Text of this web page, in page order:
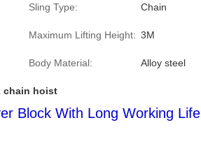
Sling Type: Chain
Maximum Lifting Height: 3M
Body Material: Alloy steel
chain hoist
Block With Long Working Life